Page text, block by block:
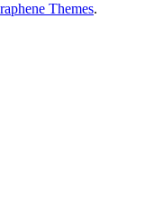
Themes.